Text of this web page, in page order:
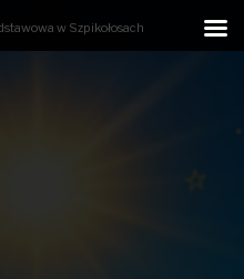
w Szpikołosach